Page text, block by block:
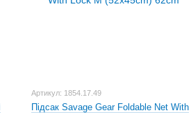
Артикул: 1854.17.49
Підсак Savage Gear Foldable Net With